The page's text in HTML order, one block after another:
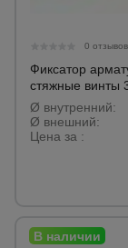
0 отзывов
Фиксатор
стяжные винты
Ø внутренний:
Ø внешний:
Цена за :